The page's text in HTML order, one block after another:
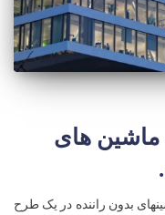
های
بدون راننده در یک طرح